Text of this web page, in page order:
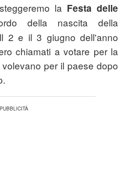
la Festa delle
della nascita della
2 e il 3 giugno dell'anno
chiamati a votare per la
per il paese dopo